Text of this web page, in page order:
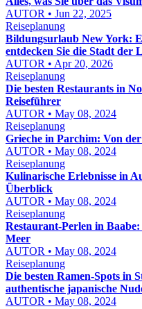
AUTOR • Jun 22, 2025
Reiseplanung
Bildungsurlaub New York:
entdecken Sie die Stadt der
AUTOR • Apr 20, 2026
Reiseplanung
Die besten Restaurants in
Reiseführer
AUTOR • May 08, 2024
Reiseplanung
Grieche in Parchim: Von
AUTOR • May 08, 2024
Reiseplanung
Kulinarische Erlebnisse in
Überblick
AUTOR • May 08, 2024
Reiseplanung
Restaurant-Perlen in
Meer
AUTOR • May 08, 2024
Reiseplanung
Die besten Ramen-Spots in
authentische japanische
AUTOR • May 08, 2024